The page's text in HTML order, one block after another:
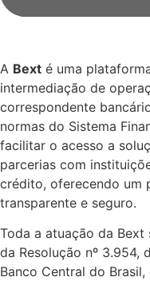
A Bext é uma
intermediação de
correspondente
normas do Sistema
facilitar o acesso a
parcerias com
crédito, oferecendo um
transparente e seguro.
Toda a atuação da
da Resolução nº 3.954,
Banco Central do